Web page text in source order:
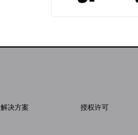
解决方案 授权许可